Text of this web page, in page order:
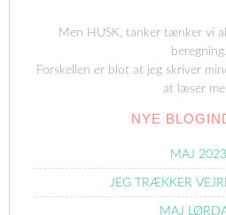
Men HUSK, tanker tænker vi
beregning.
Forskellen er blot at jeg skriver
at læser
NYE
MAJ 2023
JEG TRÆKKER
MAJ